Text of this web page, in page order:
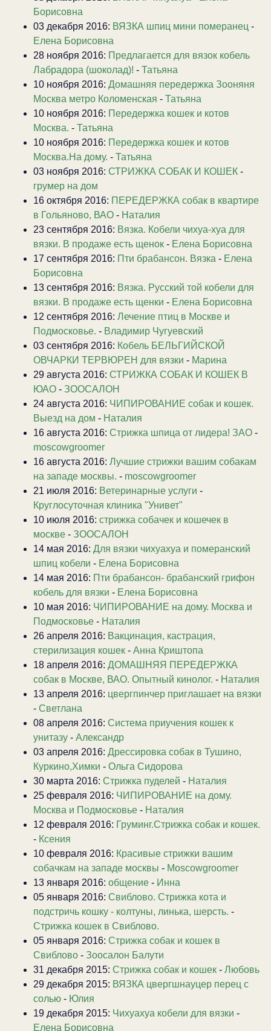
Борисовна
03 декабря 2016: ВЯЗКА шпиц мини померанец -
Елена Борисовна
28 ноября 2016: Предлагается для вязок кобель
Лабрадора (шоколад)! - Татьяна
10 ноября 2016: Домашняя передержка Зооняня
Москва метро Коломенская - Татьяна
10 ноября 2016: Передержка кошек и котов
Москва. - Татьяна
10 ноября 2016: Передержка кошек и котов
Москва.На дому. - Татьяна
03 ноября 2016: СТРИЖКА СОБАК И КОШЕК -
грумер на дом
16 октября 2016: ПЕРЕДЕРЖКА собак в квартире
в Гольяново, ВАО - Наталия
23 сентября 2016: Вязка. Кобели чихуа-хуа для
вязки. В продаже есть щенок - Елена Борисовна
17 сентября 2016: Пти брабансон. Вязка - Елена
Борисовна
13 сентября 2016: Вязка. Русский той кобели для
вязки. В продаже есть щенки - Елена Борисовна
12 сентября 2016: Лечение птиц в Москве и
Подмосковье. - Владимир Чугуевский
03 сентября 2016: Кобель БЕЛЬГИЙСКОЙ
ОВЧАРКИ ТЕРВЮРЕН для вязки - Марина
29 августа 2016: СТРИЖКА СОБАК И КОШЕК В
ЮАО - ЗООСАЛОН
24 августа 2016: ЧИПИРОВАНИЕ собак и кошек.
Выезд на дом - Наталия
16 августа 2016: Стрижка шпица от лидера! ЗАО -
moscowgroomer
16 августа 2016: Лучшие стрижки вашим собакам
на западе москвы. - moscowgroomer
21 июля 2016: Ветеринарные услуги -
Круглосуточная клиника "Унивет"
10 июля 2016: стрижка собачек и кошечек в
москве - ЗООСАЛОН
14 мая 2016: Для вязки чихуахуа и померанский
шпиц кобели - Елена Борисовна
14 мая 2016: Пти брабансон- брабанский грифон
кобель для вязки - Елена Борисовна
10 мая 2016: ЧИПИРОВАНИЕ на дому. Москва и
Подмосковье - Наталия
26 апреля 2016: Вакцинация, кастрация,
стерилизация кошек - Анна Криштопа
18 апреля 2016: ДОМАШНЯЯ ПЕРЕДЕРЖКА
собак в Москве, ВАО. Опытный кинолог. - Наталия
13 апреля 2016: цвергпинчер приглашает на вязки
- Светлана
08 апреля 2016: Система приучения кошек к
унитазу - Александр
03 апреля 2016: Дрессировка собак в Тушино,
Куркино,Химки - Ольга Сидорова
30 марта 2016: Стрижка пуделей - Наталия
25 февраля 2016: ЧИПИРОВАНИЕ на дому.
Москва и Подмосковье - Наталия
12 февраля 2016: Груминг.Стрижка собак и кошек.
- Ксения
10 февраля 2016: Красивые стрижки вашим
собачкам на западе москвы - Moscowgroomer
13 января 2016: общение - Инна
05 января 2016: Свиблово. Стрижка кота и
подстричь кошку - колтуны, линька, шерсть. -
Стрижка кошек в Свиблово.
05 января 2016: Стрижка собак и кошек в
Свиблово - Зоосалон Балути
31 декабря 2015: Стрижка собак и кошек - Любовь
29 декабря 2015: ВЯЗКА цвергшнауцер перец с
солью - Юлия
19 декабря 2015: Чихуахуа кобели для вязки -
Елена Борисовна